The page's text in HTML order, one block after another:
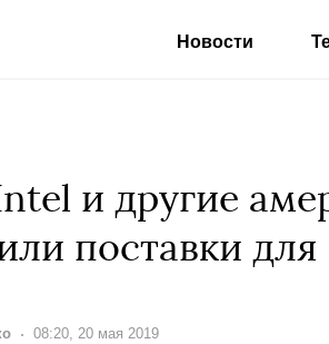
Новости
и другие
поставки
Дата:
08:20, 20 мая 2019